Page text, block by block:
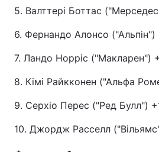
5. Валттері Боттас
6. Фернандо Алонсо ("Альпін")
7. Ландо Норріс ("Макларен")
8. Кімі Райкконен ("Альфа
9. Серхіо Перес ("Ред Булл")
10. Джордж Расселл